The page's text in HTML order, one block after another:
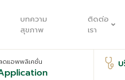
บทความ
สุขภาพ
ติดต่อ
เรา
ดแอพพลิเคชั่น